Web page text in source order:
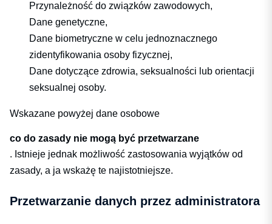
Przynależność do związków zawodowych,
Dane genetyczne,
Dane biometryczne w celu jednoznacznego
zidentyfikowania osoby fizycznej,
Dane dotyczące zdrowia, seksualności lub orientacji
seksualnej osoby.
Wskazane powyżej dane osobowe
co do zasady nie mogą być przetwarzane
. Istnieje jednak możliwość zastosowania wyjątków od
zasady, a ja wskażę te najistotniejsze.
Przetwarzanie danych przez administratora